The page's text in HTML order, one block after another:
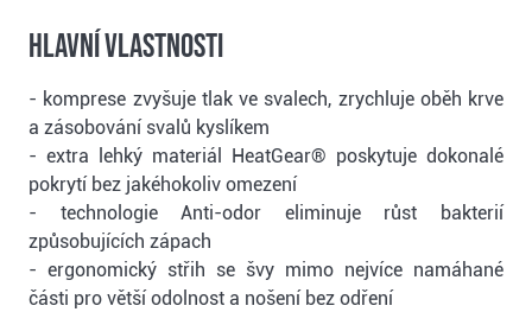
Hlavní vlastnosti
- komprese zvyšuje tlak ve svalech, zrychluje oběh krve
a zásobování svalů kyslíkem
- extra lehký materiál HeatGear® poskytuje dokonalé
pokrytí bez jakéhokoliv omezení
- technologie Anti-odor eliminuje růst bakterií
způsobujících zápach
- ergonomický střih se švy mimo nejvíce namáhané
části pro větší odolnost a nošení bez odření